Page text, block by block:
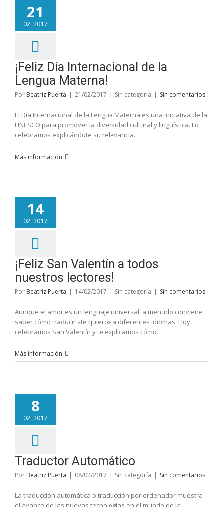
21
02, 2017
¡Feliz Día Internacional de la
Lengua Materna!
Por Beatriz Puerta | 21/02/2017 | Sin categoría | Sin comentarios
El Día Internacional de la Lengua Materna es una iniciativa de la
UNESCO para promover la diversidad cultural y lingüística. Lo
celebramos explicándote su relevancia.
Más información
14
02, 2017
¡Feliz San Valentín a todos
nuestros lectores!
Por Beatriz Puerta | 14/02/2017 | Sin categoría | Sin comentarios
Aunque el amor es un lenguaje universal, a menudo conviene
saber cómo traducir «te quiero» a diferentes idiomas. Hoy
celebramos San Valentín y te explicamos cómo.
Más información
8
02, 2017
Traductor Automático
Por Beatriz Puerta | 08/02/2017 | Sin categoría | Sin comentarios
La traducción automática o traducción por ordenador muestra
el avance de las nuevas tecnologías en el mundo de la